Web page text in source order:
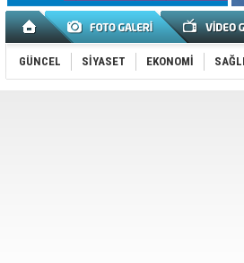
GÜNCEL SİYASET EKONOMİ